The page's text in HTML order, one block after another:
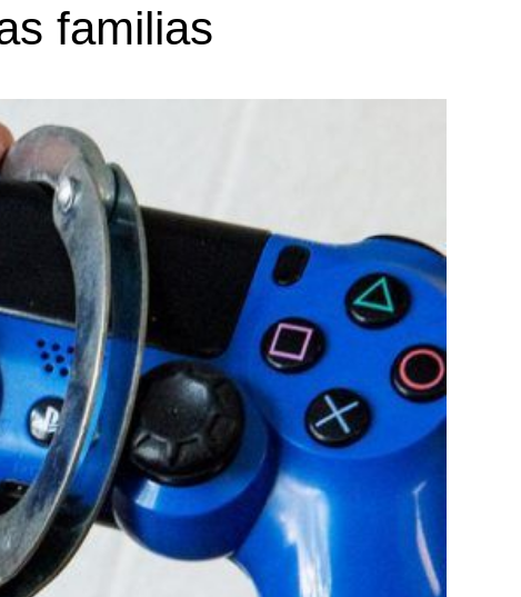
familias